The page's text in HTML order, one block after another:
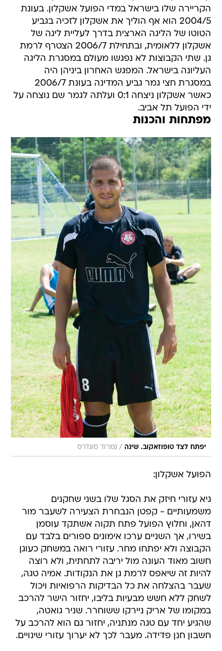
הקריירה שלו בישראל במדי הפועל אשקלון. בעונת
2004/5 הוא אף הוליך את אשקלון לזכיה בגביע
הטוטו של הליגה הארצית בדרך לעליית ליגה של
אשקלון ללאומית, ובתחילת 2006/7 הצטרף לרמת
גן. שתי הקבוצות לא נפגשו מעולם במסגרת הליגה
העליונה בישראל. המפגש האחרון ביניהן היה
במסגרת חצי גמר גביע המדינה בעונת 2006/7
כאשר אשקלון ניצחה 0:1 ועלתה לגמר שם נוצחה על
ידי הפועל תל אביב.
מפתחות והכנות
יפתח לצד טופוזאקוב. שינה / נמרוד סונדרס
הפועל אשקלון:
גיא עזורי חיזק את הסגל שלו בשני שחקנים
משמעותיים - קפטן הנבחרת הצעירה לשעבר מור
דהאן, וחלוץ הפועל פתח תקוה אשתקד עוסמן
בשירו, אך השניים ערכו אימונים ספורים בלבד עם
הקבוצה ולא יפתחו מחר. עזורי רואה במשחק כעוגן
חשוב מאוד העונה מול יריבה לתחתית, ולא רוצה
להיות זה שיאפס לרמת גן את הנקודות. אמיה טגה,
שעבר בהצלחה את כל הבדיקות הרפואיות ויכול
לשחק ללא חשש מבעיות בליבו, יחזור הישר להרכב
במקומו של אריק ניירקו ששוחרר. שניר גואטה,
שהגיע יחד עם טגה מנתניה, יחזור גם הוא להרכב על
חשבון חנן פדידה. מעבר לכך לא יערוך עזורי שינויים.